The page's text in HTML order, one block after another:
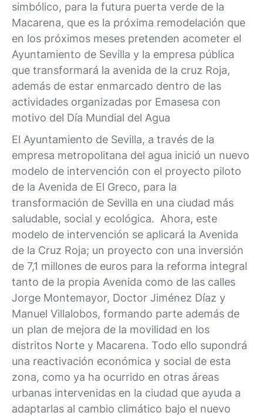
simbólico, para la futura puerta verde de la
Macarena, que es la próxima remodelación que
en los próximos meses pretenden acometer el
Ayuntamiento de Sevilla y la empresa pública
que transformará la avenida de la cruz Roja,
además de estar enmarcado dentro de las
actividades organizadas por Emasesa con
motivo del Día Mundial del Agua
El Ayuntamiento de Sevilla, a través de la
empresa metropolitana del agua inició un nuevo
modelo de intervención con el proyecto piloto
de la Avenida de El Greco, para la
transformación de Sevilla en una ciudad más
saludable, social y ecológica. Ahora, este
modelo de intervención se aplicará la Avenida
de la Cruz Roja; un proyecto con una inversión
de 7,1 millones de euros para la reforma integral
tanto de la propia Avenida como de las calles
Jorge Montemayor, Doctor Jiménez Díaz y
Manuel Villalobos, formando parte además de
un plan de mejora de la movilidad en los
distritos Norte y Macarena. Todo ello supondrá
una reactivación económica y social de esta
zona, como ya ha ocurrido en otras áreas
urbanas intervenidas en la ciudad que ayuda a
adaptarlas al cambio climático bajo el nuevo